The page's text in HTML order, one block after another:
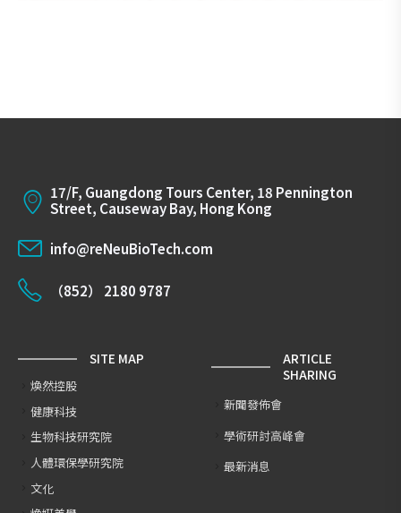
17/F, Guangdong Tours Center, 18 Pennington
Street, Causeway Bay, Hong Kong
info@reNeuBioTech.com
（852） 2180 9787
SITE MAP
煥然控股
健康科技
生物科技研究院
人體環保學研究院
文化
ARTICLE
SHARING
新聞發佈會
學術研討高峰會
最新消息